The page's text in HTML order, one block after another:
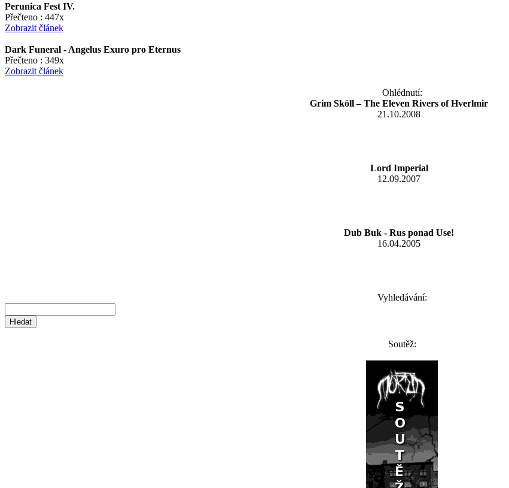
Perunica Fest IV.
Přečteno : 447x
Zobrazit článek
Dark Funeral - Angelus Exuro pro Eternus
Přečteno : 349x
Zobrazit článek
Ohlédnutí:
Grim Sköll – The Eleven Rivers of Hverlmir
21.10.2008
Lord Imperial
12.09.2007
Dub Buk - Rus ponad Use!
16.04.2005
Vyhledávání:
Soutěž: